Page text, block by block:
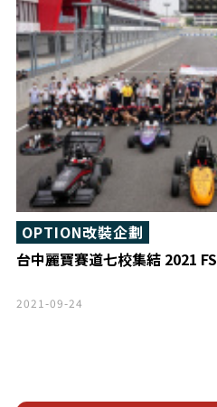
台中麗寶賽道七校集結 2021
OPTION改裝企劃
2021-09-24